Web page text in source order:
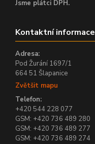
Jsme plátci DPH.
Kontaktní informace
Adresa:
Pod Žurání 1697/1
664 51 Šlapanice
Zvětšit mapu
Telefon:
+420 544 228 077
GSM: +420 736 489 280
GSM: +420 736 489 277
GSM: +420 736 489 274